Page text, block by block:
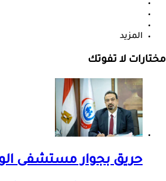
المزيد
مختارات لا تفوتك
حريق بجوار مستشفى